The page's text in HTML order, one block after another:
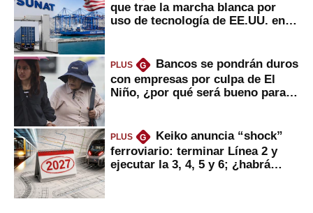
que trae la marcha blanca por
uso de tecnología de EE.UU. en
PLUS G
Bancos se pondrán duros
con empresas por culpa de El
Niño, ¿por qué será bueno para
PLUS G
Keiko anuncia “shock”
ferroviario: terminar Línea 2 y
ejecutar la 3, 4, 5 y 6; ¿habrá